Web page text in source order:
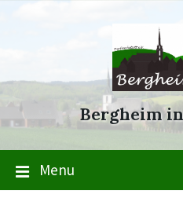
Skip
Skip
Skip
Bergheim
Menu